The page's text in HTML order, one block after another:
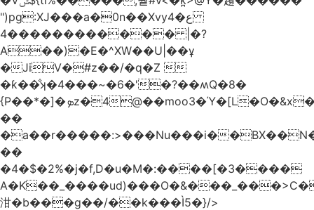
")pg:XJ���a�0n��Xvyع�4
���4��������� |�?
A��)�E�^XW��U|��ұ
�JiV�#z��/�q�Z
�ƙ��̐ʞ�4���~�6�'�?��ʍQ�8�
{P��*�]�ܤz�4@��moo3�Ύ�[L�O�&x�Ǵ1���L�/@f�o!
��
�a��r�����:>���Nu���i�
��
�4�$�2%�j�f,D�u�M�:����[�3����
泔�b���g��/��k���Ì5�}/>